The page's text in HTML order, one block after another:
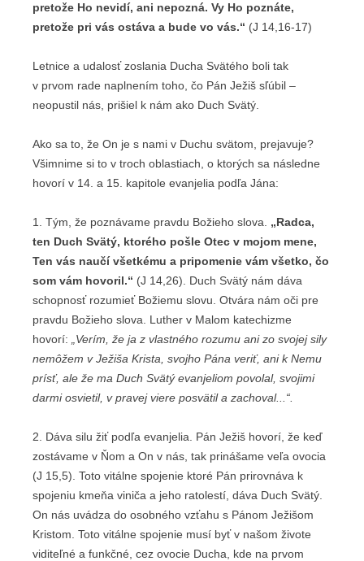
pretože Ho nevidí, ani nepozná. Vy Ho poznáte,
pretože pri vás ostáva a bude vo vás.“ (J 14,16-17)
Letnice a udalosť zoslania Ducha Svätého boli tak
v prvom rade naplnením toho, čo Pán Ježiš sľúbil –
neopustil nás, prišiel k nám ako Duch Svätý.
Ako sa to, že On je s nami v Duchu svätom, prejavuje?
Všimnime si to v troch oblastiach, o ktorých sa následne
hovorí v 14. a 15. kapitole evanjelia podľa Jána:
1. Tým, že poznávame pravdu Božieho slova. „Radca,
ten Duch Svätý, ktorého pošle Otec v mojom mene,
Ten vás naučí všetkému a pripomenie vám všetko, čo
som vám hovoril.“ (J 14,26). Duch Svätý nám dáva
schopnosť rozumieť Božiemu slovu. Otvára nám oči pre
pravdu Božieho slova. Luther v Malom katechizme
hovorí:
„Verím, že ja z vlastného rozumu ani zo svojej sily
nemôžem v Ježiša Krista, svojho Pána veriť, ani k Nemu
prísť, ale že ma Duch Svätý evanjeliom povolal, svojimi
darmi osvietil, v pravej viere posvätil a zachoval...“.
2. Dáva silu žiť podľa evanjelia. Pán Ježiš hovorí, že keď
zostávame v Ňom a On v nás, tak prinášame veľa ovocia
(J 15,5). Toto vitálne spojenie ktoré Pán prirovnáva k
spojeniu kmeňa viniča a jeho ratolestí, dáva Duch Svätý.
On nás uvádza do osobného vzťahu s Pánom Ježišom
Kristom. Toto vitálne spojenie musí byť v našom živote
viditeľné a funkčné, cez ovocie Ducha, kde na prvom